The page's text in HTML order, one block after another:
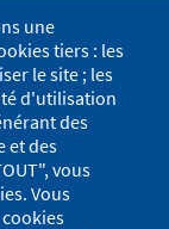
une
tiers : les
le site ; les
d'utilisation
des
et des
vous
Vous